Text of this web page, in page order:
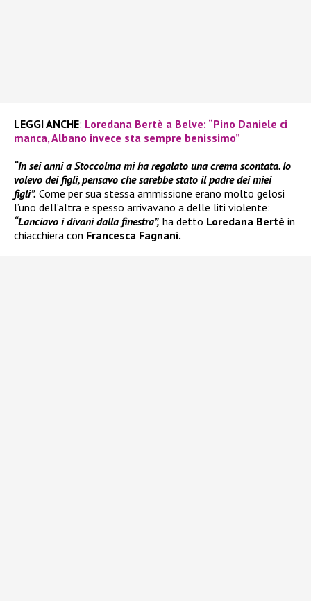
LEGGI ANCHE: Loredana Bertè a Belve: “Pino Daniele ci
manca, Albano invece sta sempre benissimo”
“In sei anni a Stoccolma mi ha regalato una crema scontata. Io
volevo dei figli, pensavo che sarebbe stato il padre dei miei
figli”. Come per sua stessa ammissione erano molto gelosi
l’uno dell’altra e spesso arrivavano a delle liti violente:
“Lanciavo i divani dalla finestra”, ha detto Loredana Bertè in
chiacchiera con Francesca Fagnani.